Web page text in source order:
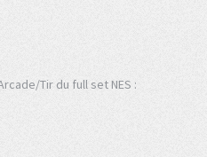
Tir du full set NES :